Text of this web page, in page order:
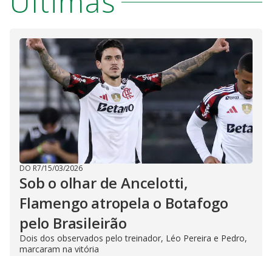
DO R7/15/03/2026
Sob o olhar de Ancelotti,
Flamengo atropela o Botafogo
pelo Brasileirão
Dois dos observados pelo treinador, Léo Pereira e Pedro,
marcaram na vitória